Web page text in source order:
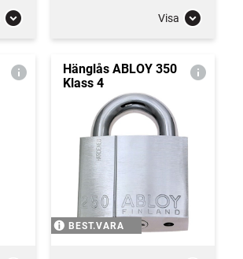
Visa
Hänglås ABLOY 350
Klass 4
BEST.VARA